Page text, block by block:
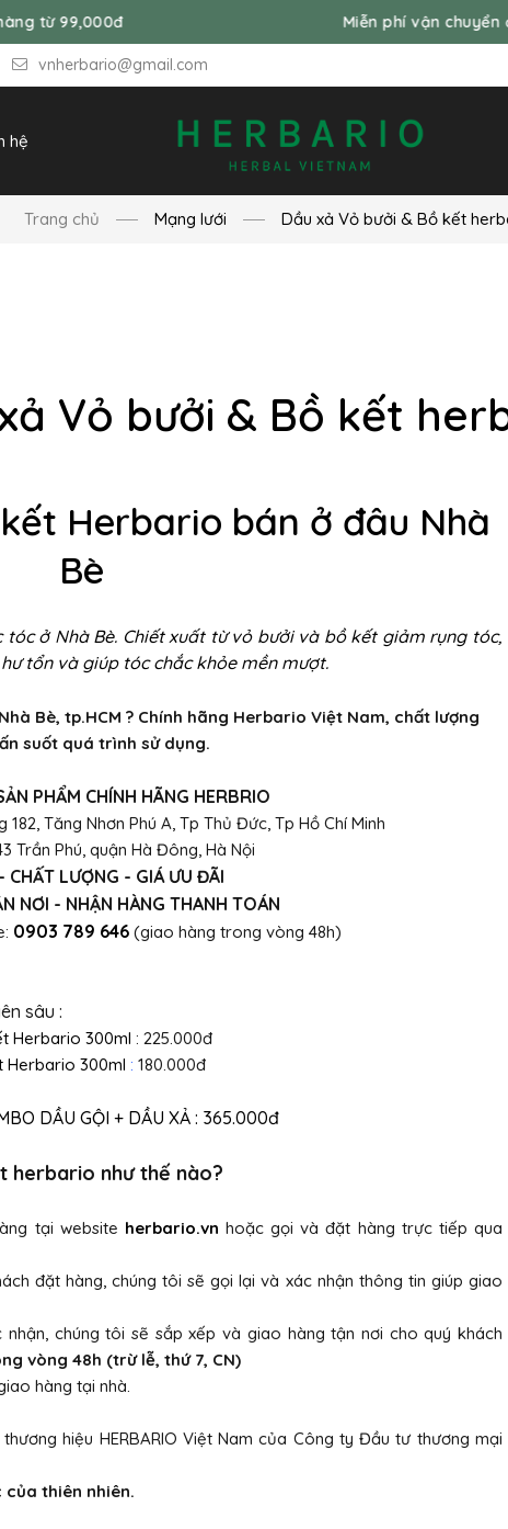
Miễn phí vận chuyển đơn hàng
vnherbario@gmail.com
hệ
Trang chủ Mạng lưới Dầu xả Vỏ bưởi & Bồ kết
Vỏ bưởi & Bồ kết
Herbario bán ở đâu Nhà
Bè
ở Nhà Bè. Chiết xuất từ vỏ bưởi và bồ kết giảm rụng tóc,
tổn và giúp tóc chắc khỏe mền mượt.
Bè, tp.HCM ? Chính hãng Herbario Việt Nam, chất lượng
suốt quá trình sử dụng.
PHẨM CHÍNH HÃNG HERBRIO
182, Tăng Nhơn Phú A, Tp Thủ Đức, Tp Hồ Chí Minh
Trần Phú, quận Hà Đông, Hà Nội
CHẤT LƯỢNG - GIÁ ƯU ĐÃI
NƠI - NHẬN HÀNG THANH TOÁN
0903 789 646 (giao hàng trong vòng 48h)
sâu :
Herbario 300ml : 225.000đ
Herbario 300ml : 180.000đ
DẦU GỘI + DẦU XẢ : 365.000đ
herbario như thế nào?
tại website herbario.vn hoặc gọi và đặt hàng trực tiếp qua
đặt hàng, chúng tôi sẽ gọi lại và xác nhận thông tin giúp giao
nhận, chúng tôi sẽ sắp xếp và giao hàng tận nơi cho quý khách
vòng 48h (trừ lễ, thứ 7, CN)
hàng tại nhà.
hiệu HERBARIO Việt Nam của Công ty Đầu tư thương mại
thiên nhiên.